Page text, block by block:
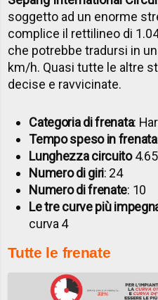
soggetto ad un enorme
complice il rettilineo di
che potrebbe tradursi in
km/h. Quasi tutte le altre
decise e ravvicinate.
Categoria di frenata:
Tempo speso in frenata
Lunghezza circuito
Numero di giri: 24
Numero di frenate: 10
Le tre curve più
curva 4
Tutte le frenate